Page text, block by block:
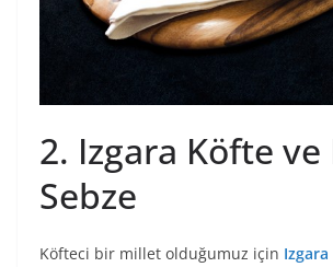
2. Izgara Köfte ve
Sebze
Köfteci bir millet olduğumuz için